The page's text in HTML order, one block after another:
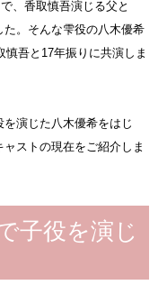
、香取慎吾演じる父と
。そんな雫役の八木優希
吾と17年振りに共演しま
演じた八木優希をはじ
ストの現在をご紹介しま
子役を演じ